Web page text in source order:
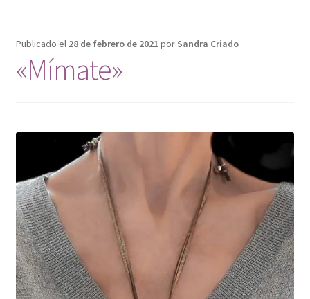
Publicado el 28 de febrero de 2021 por Sandra Criado
«Mímate»